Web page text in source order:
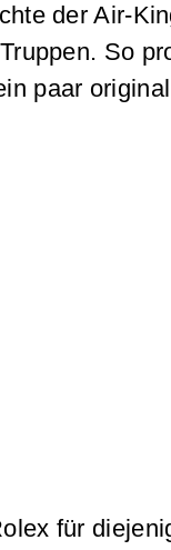
der Air-
So
paar
für